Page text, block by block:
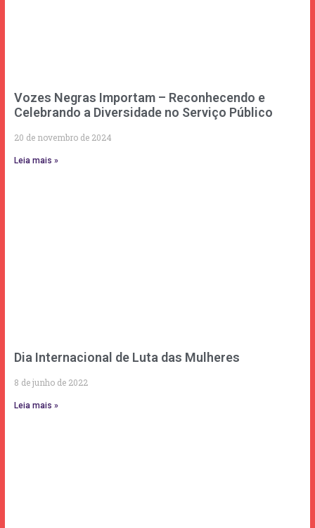
Vozes Negras Importam – Reconhecendo e
Celebrando a Diversidade no Serviço Público
20 de novembro de 2024
Leia mais »
Dia Internacional de Luta das Mulheres
8 de junho de 2022
Leia mais »